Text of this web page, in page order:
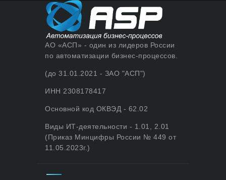
АО «АСП» - один из лидеров России
по автоматизации бизнес-процессов.
(до 31.01.2021 - ЗАО "АСП")
ИНН 2308178417
Основной код ОКВЭД - 62.02
Виды ИТ-деятельности - 1.01, 2.01
(Приказ Минцифры России № 449 от
11.05.2023г.)